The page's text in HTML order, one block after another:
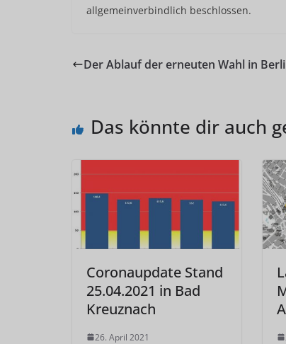
allgemeinverbindlich beschlossen.
Der Ablauf der erneuten Wahl in
Das könnte dir auch
Coronaupdate Stand
25.04.2021 in Bad
Kreuznach
26. April 2021